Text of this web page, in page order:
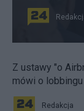
Z ustawy "o
mówi o lobbingu
Redakcja